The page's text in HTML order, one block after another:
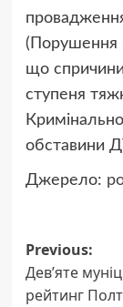
(Порушення
що
ступеня
обставини
Джерело:
Post
Previous:
Дев’яте
рейтинг